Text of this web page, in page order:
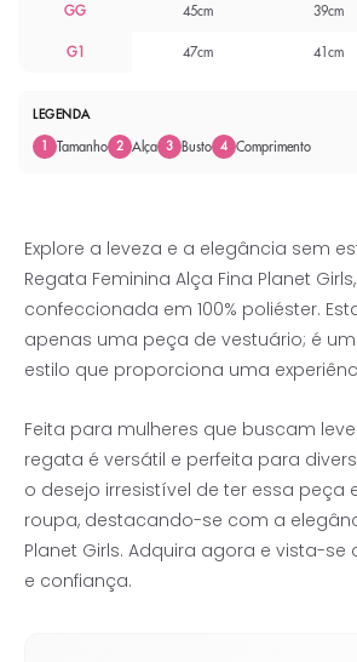
GG 45cm 39cm
G1 47cm 41cm
LEGENDA
1
Tamanho 2 Alça 3 Busto 4 Comprimento
Explore a leveza e a elegância sem
Regata Feminina Alça Fina Planet
confeccionada em 100% poliéster.
apenas uma peça de vestuário; é
estilo que proporciona uma
Feita para mulheres que buscam
regata é versátil e perfeita para
o desejo irresistível de ter essa peça
roupa, destacando-se com a
Planet Girls. Adquira agora e vista-
e confiança.